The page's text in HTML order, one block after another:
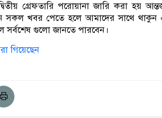
গ্রেফতারি পরোয়ানা জারি করা হয়
সকল খবর পেতে হলে আমাদের সাথে
গুলো জানতে পারবেন।
গিয়েছেন